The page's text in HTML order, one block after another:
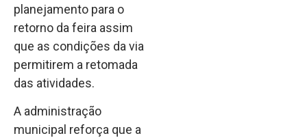
planejamento para o
retorno da feira assim
que as condições da via
permitirem a retomada
das atividades.
A administração
municipal reforça que a